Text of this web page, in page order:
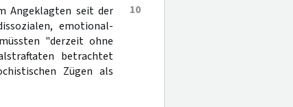
10
Angeklagten seit der
emotional-
"derzeit ohne
betrachtet
Zügen als